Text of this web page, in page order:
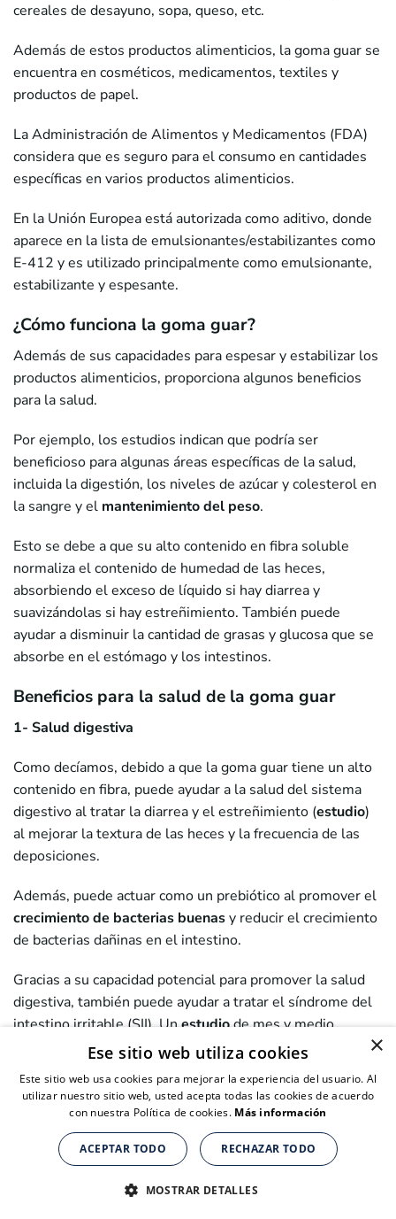
Suplementos nutricionales para personas de + de 40 años
CLICK AQUÍ PARA COMPRAR
cereales de desayuno, sopa, queso, etc.
Además de estos productos alimenticios, la goma guar se
encuentra en cosméticos, medicamentos, textiles y
productos de papel.
La Administración de Alimentos y Medicamentos (FDA)
considera que es seguro para el consumo en cantidades
específicas en varios productos alimenticios.
En la Unión Europea está autorizada como aditivo, donde
aparece en la lista de emulsionantes/estabilizantes como
E-412 y es utilizado principalmente como emulsionante,
estabilizante y espesante.
¿Cómo funciona la goma guar?
Además de sus capacidades para espesar y estabilizar los
productos alimenticios, proporciona algunos beneficios
para la salud.
Por ejemplo, los estudios indican que podría ser
beneficioso para algunas áreas específicas de la salud,
incluida la digestión, los niveles de azúcar y colesterol en
la sangre y el mantenimiento del peso.
Esto se debe a que su alto contenido en fibra soluble
normaliza el contenido de humedad de las heces,
absorbiendo el exceso de líquido si hay diarrea y
suavizándolas si hay estreñimiento. También puede
ayudar a disminuir la cantidad de grasas y glucosa que se
absorbe en el estómago y los intestinos.
Beneficios para la salud de la goma guar
1- Salud digestiva
Como decíamos, debido a que la goma guar tiene un alto
contenido en fibra, puede ayudar a la salud del sistema
digestivo al tratar la diarrea y el estreñimiento (estudio)
al mejorar la textura de las heces y la frecuencia de las
deposiciones.
Además, puede actuar como un prebiótico al promover el
crecimiento de bacterias buenasy reducir el crecimiento
de bacterias dañinas en el intestino.
Gracias a su capacidad potencial para promover la salud
digestiva, también puede ayudar a tratar el síndrome del
intestino irritable (SII). Unestudiode mes y medio
encontró que el consumo de goma guar mejora los
2- Reducir el azúcar en sangre
Los estudios muestran que la goma guar puede reducir
los niveles de glucosa en sangre ya que las fibras
solubles retrasan la absorción del azúcar por parte del
Suplementos nutricionales para personas de + de 40 años
CLICK AQUÍ PARA COMPRAR
Suplementos nutricionales para personas de + de 40 años
CLICK AQUÍ PARA COMPRAR
×
Ese sitio web utiliza cookies
Este sitio web usa cookies para mejorar la experiencia del usuario. Al
utilizar nuestro sitio web, usted acepta todas las cookies de acuerdo
con nuestra Política de cookies. Más información
ACEPTAR TODO RECHAZAR TODO
MOSTRAR DETALLES